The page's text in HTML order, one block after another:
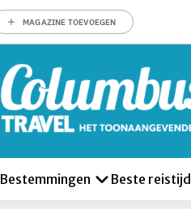
MAGAZINE TOEVOEGEN
Bestemmingen Beste reistijd